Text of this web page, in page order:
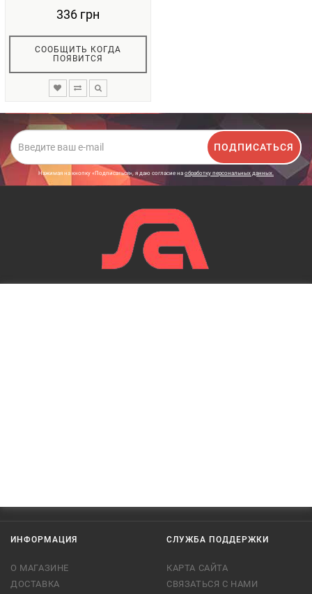
336 грн
СООБЩИТЬ КОГДА
ПОЯВИТСЯ
ПОДПИСАТЬСЯ
Нажимая на кнопку «Подписаться», я даю cогласие на обработку персональных данных.
ИНФОРМАЦИЯ
О МАГАЗИНЕ
ДОСТАВКА
СЛУЖБА ПОДДЕРЖКИ
КАРТА САЙТА
СВЯЗАТЬСЯ С НАМИ